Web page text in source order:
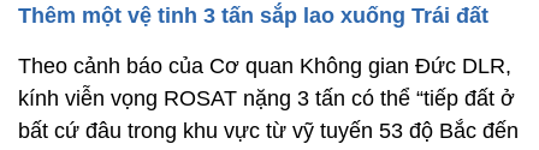
Thêm một vệ tinh 3 tấn sắp lao xuống Trái đất
Theo cảnh báo của Cơ quan Không gian Đức DLR,
kính viễn vọng ROSAT nặng 3 tấn có thể “tiếp đất ở
bất cứ đâu trong khu vực từ vỹ tuyến 53 độ Bắc đến